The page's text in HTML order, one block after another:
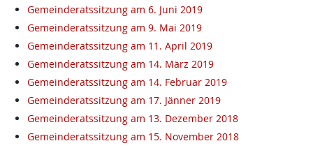
Gemeinderatssitzung am 6. Juni 2019
Gemeinderatssitzung am 9. Mai 2019
Gemeinderatssitzung am 11. April 2019
Gemeinderatssitzung am 14. März 2019
Gemeinderatssitzung am 14. Februar 2019
Gemeinderatssitzung am 17. Jänner 2019
Gemeinderatssitzung am 13. Dezember 2018
Gemeinderatssitzung am 15. November 2018